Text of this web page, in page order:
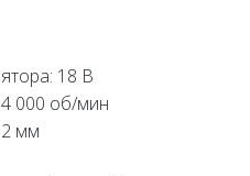
18 В
000 об/мин
2 мм